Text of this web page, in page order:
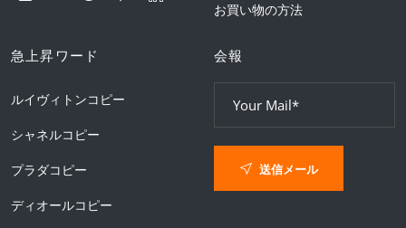
お買い物の方法
急上昇ワード
ルイヴィトンコピー
シャネルコピー
プラダコピー
ディオールコピー
会報
送信メール